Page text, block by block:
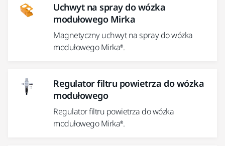
Uchwyt na spray do wózka
modułowego Mirka
Magnetyczny uchwyt na spray do wózka
modułowego Mirka®.
Regulator filtru powietrza do wózka
modułowego
Regulator filtru powietrza do wózka
modułowego Mirka®.